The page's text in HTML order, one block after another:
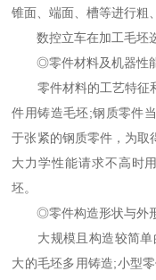
锥面、端面、槽等进行粗
数控立车在加工毛坯
◎零件材料及机器性
零件材料的工艺特征和
件用铸造毛坯;钢质零件
于张紧的钢质零件，为取
大力学性能请求不高时
坯。
◎零件构造形状与外
大规模且构造较简单
大的毛坯多用铸造;小型